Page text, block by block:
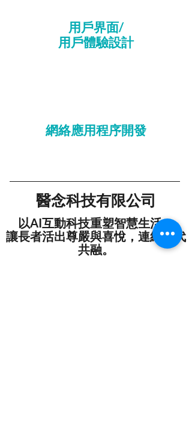
用戶界面/
用戶體驗設計
網絡應用程序開發
醫念科技有限公司
以AI互動科技重塑智慧生活 —
讓長者活出尊嚴與喜悅，連結跨代
共融。